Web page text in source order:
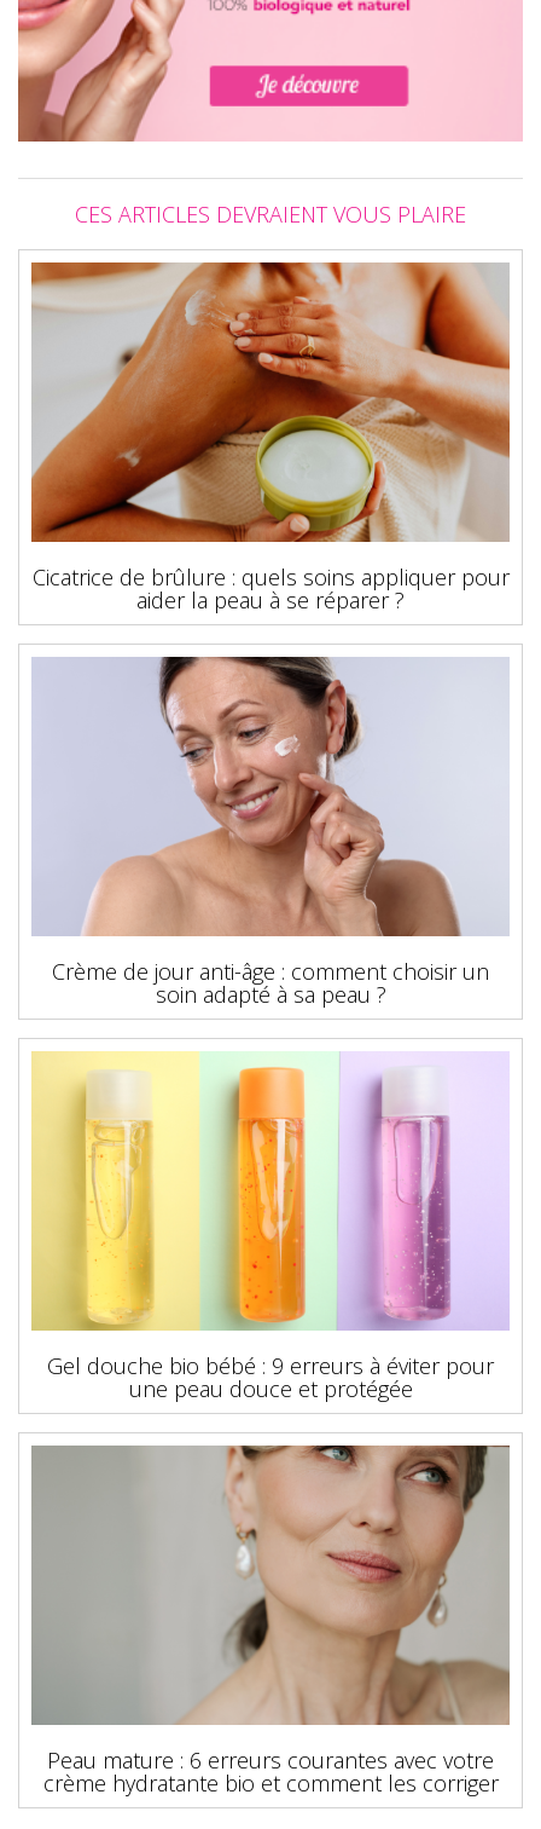
CES ARTICLES DEVRAIENT VOUS PLAIRE
Cicatrice de brûlure : quels soins appliquer pour
aider la peau à se réparer ?
Crème de jour anti-âge : comment choisir un
soin adapté à sa peau ?
Gel douche bio bébé : 9 erreurs à éviter pour
une peau douce et protégée
Peau mature : 6 erreurs courantes avec votre
crème hydratante bio et comment les corriger